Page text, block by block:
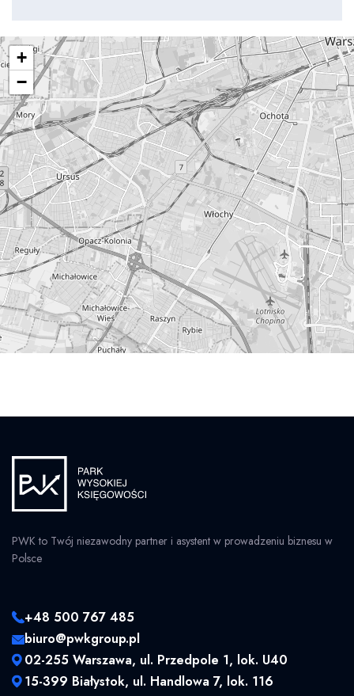
+
−
PWK to Twój niezawodny partner i asystent w prowadzeniu biznesu w
Polsce
+48 500 767 485
biuro@pwkgroup.pl
02-255 Warszawa, ul. Przedpole 1, lok. U40
15-399 Białystok, ul. Handlowa 7, lok. 116